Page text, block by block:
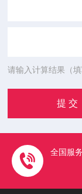
请输入计算结果（
全国服